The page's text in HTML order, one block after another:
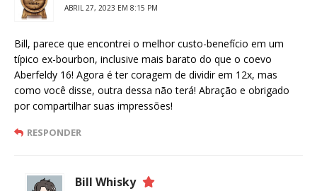
ABRIL 27, 2023 EM 8:15 PM
Bill, parece que encontrei o melhor custo-benefício em um
típico ex-bourbon, inclusive mais barato do que o coevo
Aberfeldy 16! Agora é ter coragem de dividir em 12x, mas
como você disse, outra dessa não terá! Abração e obrigado
por compartilhar suas impressões!
RESPONDER
Bill Whisky